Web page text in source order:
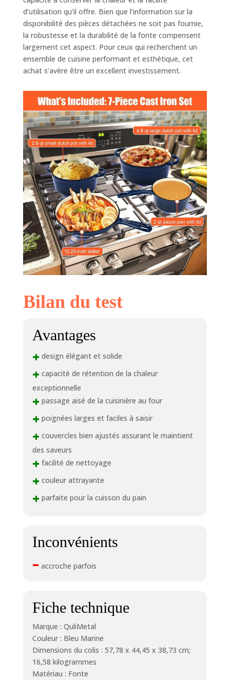
longue période, les
aliments ne sont
pas faciles à
refroidir et ont un
goût chaud. Même
après avoir quitté
la source de
rester au chaud
pendant une
longue période 🔥
【Conception
soignée】 – Le
design élégant est
soutenu par de
larges poignées
robustes et un
bouton en acier
inoxydable sur le
couvercle pour une
manipulation facile.
Les grandes
poignées offrent
équilibre et effet
de levier lors du
votre kitche 🔥
a une finition lisse
l'adhérence,
caramélisation et
Bien que la fonte
lave-vaisselle, le
récurer en nylon est
vente
causé par la
contacter. Nous
avons une équipe
d’utilisation qu’il offre. Bien que l’information sur la
disponibilité des pièces détachées ne soit pas fournie,
la robustesse et la durabilité de la fonte compensent
largement cet aspect. Pour ceux qui recherchent un
ensemble de cuisine performant et esthétique, cet
achat s’avère être un excellent investissement.
Bilan du test
Avantages
+ design élégant et solide
+ capacité de rétention de la chaleur
exceptionnelle
+ passage aisé de la cuisinière au four
+ poignées larges et faciles à saisir
+ couvercles bien ajustés assurant le maintient
des saveurs
+ facilité de nettoyage
+ couleur attrayante
+ parfaite pour la cuisson du pain
Inconvénients
– accroche parfois
Fiche technique
Marque : QuliMetal
Couleur : Bleu Marine
Dimensions du colis : 57,78 x 44,45 x 38,73 cm;
16,58 kilogrammes
Matériau : Fonte